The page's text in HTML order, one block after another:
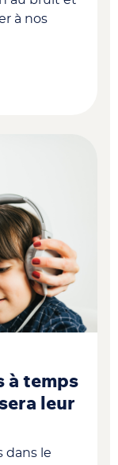
à nos
à temps
leur
dans le